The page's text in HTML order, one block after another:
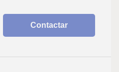
Contactar